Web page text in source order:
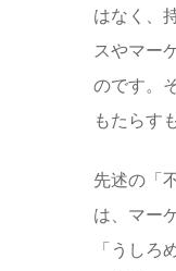
はなく、
スやマー
のです。
もたらす
先述の「
は、マー
「うしろ